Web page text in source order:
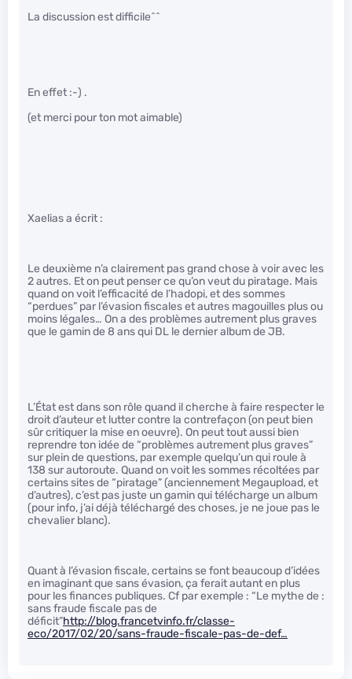
La discussion est difficile^^
En effet :-) .
(et merci pour ton mot aimable)
Xaelias a écrit :
Le deuxième n’a clairement pas grand chose à voir avec les
2 autres. Et on peut penser ce qu’on veut du piratage. Mais
quand on voit l’efficacité de l’hadopi, et des sommes
“perdues” par l’évasion fiscales et autres magouilles plus ou
moins légales… On a des problèmes autrement plus graves
que le gamin de 8 ans qui DL le dernier album de JB.
L’État est dans son rôle quand il cherche à faire respecter le
droit d’auteur et lutter contre la contrefaçon (on peut bien
sûr critiquer la mise en oeuvre). On peut tout aussi bien
reprendre ton idée de “problèmes autrement plus graves”
sur plein de questions, par exemple quelqu’un qui roule à
138 sur autoroute. Quand on voit les sommes récoltées par
certains sites de “piratage” (anciennement Megaupload, et
d’autres), c’est pas juste un gamin qui télécharge un album
(pour info, j’ai déjà téléchargé des choses, je ne joue pas le
chevalier blanc).
Quant à l’évasion fiscale, certains se font beaucoup d’idées
en imaginant que sans évasion, ça ferait autant en plus
pour les finances publiques. Cf par exemple : “Le mythe de :
sans fraude fiscale pas de
déficit”http://blog.francetvinfo.fr/classe-
eco/2017/02/20/sans-fraude-fiscale-pas-de-def…